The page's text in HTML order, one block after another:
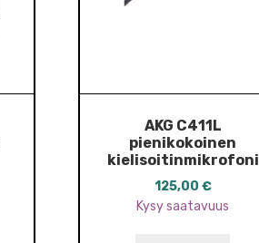
AKG C411L
pienikokoinen
kielisoitinmikrofoni
125,00 €
Kysy saatavuus